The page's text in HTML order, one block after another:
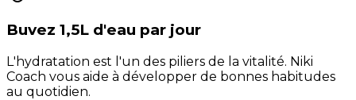
Buvez 1,5L d'eau par jour
L'hydratation est l'un des piliers de la vitalité. Niki
Coach vous aide à développer de bonnes habitudes
au quotidien.